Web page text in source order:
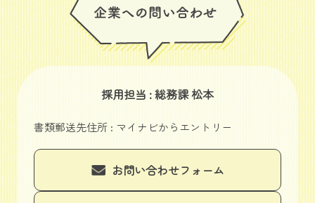
採用担当 : 総務課 松本
書類郵送先住所 : マイナビからエントリー
お問い合わせフォーム